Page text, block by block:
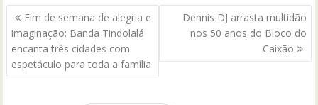
Navegação
de
Post
Fim de semana de alegria e
imaginação: Banda Tindolalá
encanta três cidades com
espetáculo para toda a família
Dennis DJ arrasta multidão
nos 50 anos do Bloco do
Caixão